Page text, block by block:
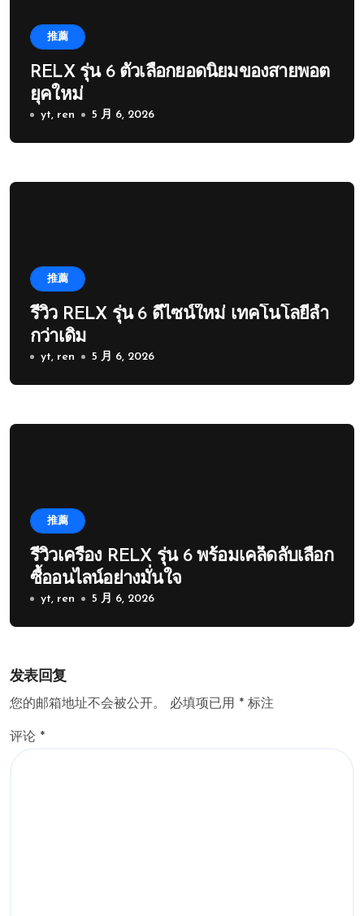
推薦
RELX รุ่น 6 ตัวเลือกยอดนิยมของสายพอต
ยุคใหม่
yt, ren 5 月 6, 2026
推薦
รีวิว RELX รุ่น 6 ดีไซน์ใหม่ เทคโนโลยีล้ำ
กว่าเดิม
yt, ren 5 月 6, 2026
推薦
รีวิวเครื่อง RELX รุ่น 6 พร้อมเคล็ดลับเลือก
ซื้ออนไลน์อย่างมั่นใจ
yt, ren 5 月 6, 2026
发表回复
您的邮箱地址不会被公开。 必填项已用 * 标注
评论 *